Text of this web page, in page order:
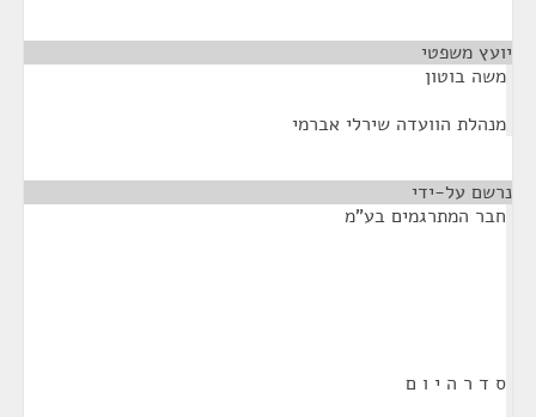
יועץ משפטי
משה בוטון
מנהלת הוועדה שירלי אברמי
נרשם על-ידי
חבר המתרגמים בע"מ
ס ד ר ה י ו ם